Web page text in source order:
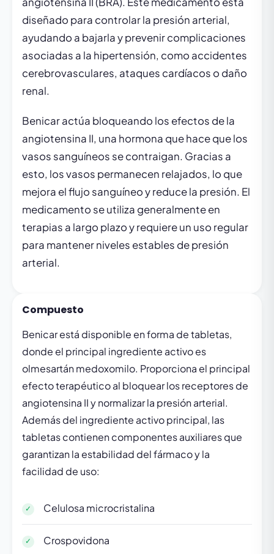
diseñado para controlar la presión arterial,
ayudando a bajarla y prevenir complicaciones
asociadas a la hipertensión, como accidentes
cerebrovasculares, ataques cardíacos o daño
renal.
Benicar actúa bloqueando los efectos de la
angiotensina II, una hormona que hace que los
vasos sanguíneos se contraigan. Gracias a
esto, los vasos permanecen relajados, lo que
mejora el flujo sanguíneo y reduce la presión. El
medicamento se utiliza generalmente en
terapias a largo plazo y requiere un uso regular
para mantener niveles estables de presión
arterial.
Compuesto
Benicar está disponible en forma de tabletas,
donde el principal ingrediente activo es
olmesartán medoxomilo. Proporciona el principal
efecto terapéutico al bloquear los receptores de
angiotensina II y normalizar la presión arterial.
Además del ingrediente activo principal, las
tabletas contienen componentes auxiliares que
garantizan la estabilidad del fármaco y la
facilidad de uso:
Celulosa microcristalina
Crospovidona